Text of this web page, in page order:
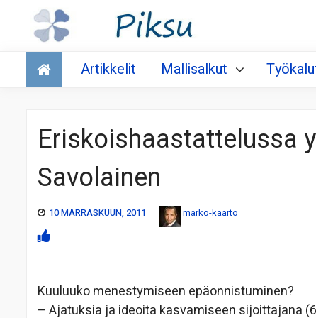
Talous
Artikkelit Mallisalkut
Eriskoishaastattelussa
Savolainen
10 MARRASKUUN, 2011 marko-kaarto
Kuuluuko menestymiseen epäonnistuminen?
– Ajatuksia ja ideoita kasvamiseen sijoittajana